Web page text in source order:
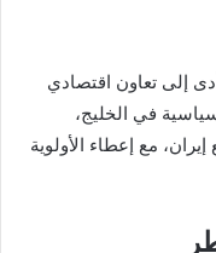
إلى تعاون اقتصادي
في الخليج،
مع إعطاء الأولوية